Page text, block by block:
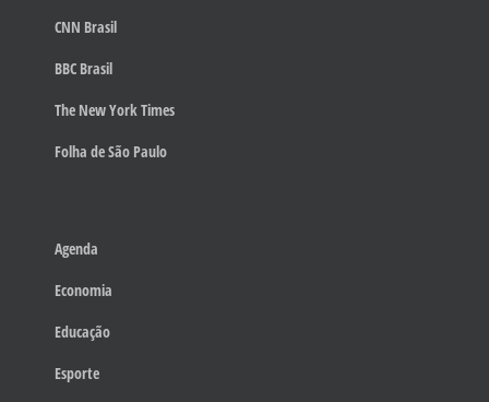
CNN Brasil
BBC Brasil
The New York Times
Folha de São Paulo
Agenda
Economia
Educação
Esporte